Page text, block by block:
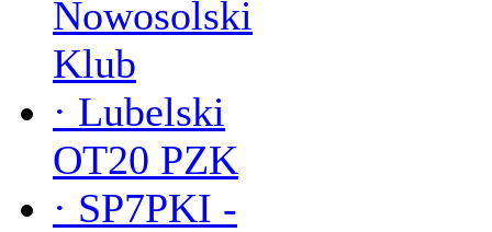
Nowosolski
Klub
· Lubelski
OT20 PZK
· SP7PKI -